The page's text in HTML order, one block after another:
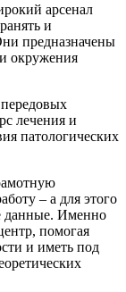
арсенал
и
предназначены
окружения
лечения и
патологических
– а для этого
данные. Именно
помогая
и иметь под